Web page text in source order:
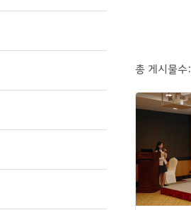
총 게시물수: